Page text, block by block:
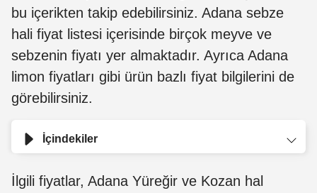
bu içerikten takip edebilirsiniz. Adana sebze
hali fiyat listesi içerisinde birçok meyve ve
sebzenin fiyatı yer almaktadır. Ayrıca Adana
limon fiyatları gibi ürün bazlı fiyat bilgilerini de
görebilirsiniz.
İçindekiler
İlgili fiyatlar, Adana Yüreğir ve Kozan hal